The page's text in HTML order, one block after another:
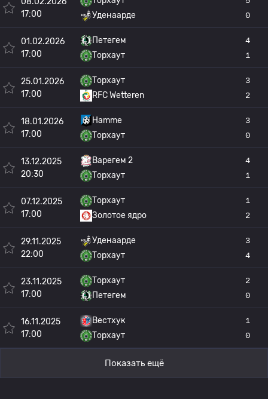
17:00
Уденаарде
0
01.02.2026
17:00
Петегем
Торхаут
4
1
25.01.2026
17:00
Торхаут
RFC Wetteren
3
2
18.01.2026
17:00
Hamme
Торхаут
3
0
13.12.2025
20:30
Варегем 2
Торхаут
4
1
07.12.2025
17:00
Торхаут
Золотое ядро
1
2
29.11.2025
22:00
Уденаарде
Торхаут
3
4
23.11.2025
17:00
Торхаут
Петегем
2
0
16.11.2025
17:00
Вестхук
Торхаут
1
0
Показать ещё